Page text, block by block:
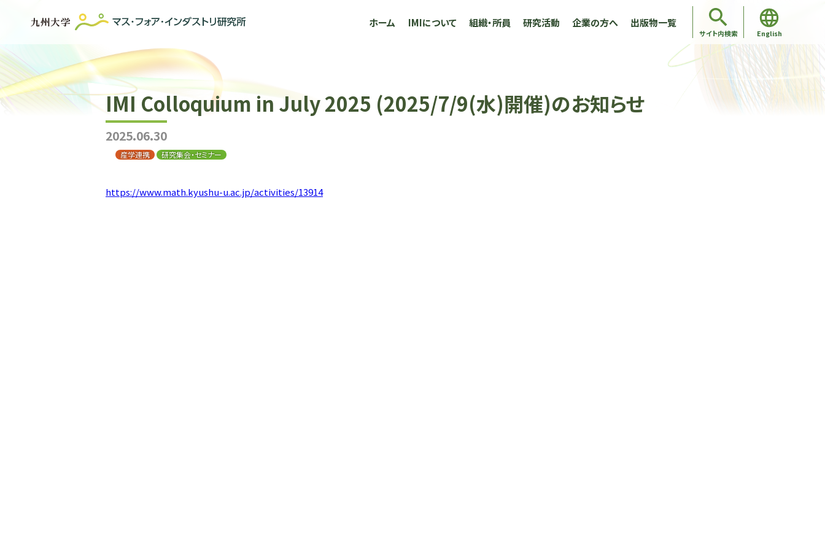
ホーム IMIについて 組織・所員 研究活動 企業の方へ 出版物一覧
サイト内検索 English
IMI Colloquium in July 2025 (2025/7/9(水)開催)のお知らせ
2025.06.30
産学連携 研究集会・セミナー
https://www.math.kyushu-u.ac.jp/activities/13914